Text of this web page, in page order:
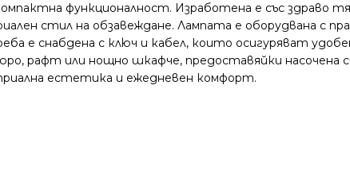
функционалност. Изработена е със здраво
стил на обзавеждане. Лампата е оборудвана с
е снабдена с ключ и кабел, които осигуряват
рафт или нощно шкафче, предоставяйки насочена
естетика и ежедневен комфорт.